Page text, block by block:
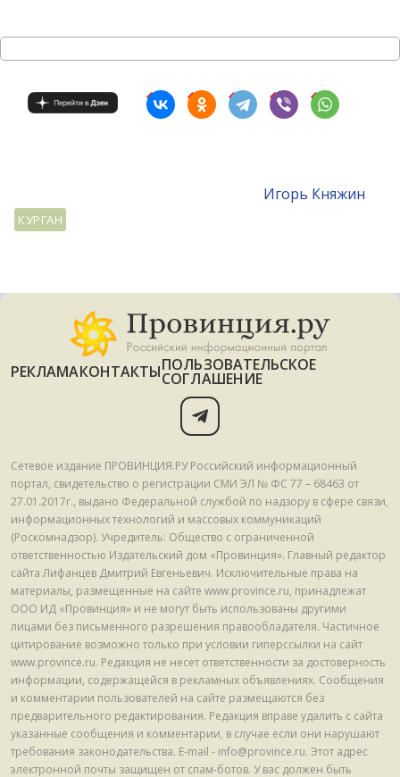
Игорь Княжин
КУРГАН
РЕКЛАМАКОНТАКТЫПОЛЬЗОВАТЕЛЬСКОЕ
СОГЛАШЕНИЕ
Сетевое издание ПРОВИНЦИЯ.РУ Российский информационный
портал, свидетельство о регистрации СМИ ЭЛ № ФС 77 – 68463 от
27.01.2017г., выдано Федеральной службой по надзору в сфере связи,
информационных технологий и массовых коммуникаций
(Роскомнадзор). Учредитель: Общество с ограниченной
ответственностью Издательский дом «Провинция». Главный редактор
сайта Лифанцев Дмитрий Евгеньевич. Исключительные права на
материалы, размещенные на сайте www.province.ru, принадлежат
ООО ИД «Провинция» и не могут быть использованы другими
лицами без письменного разрешения правообладателя. Частичное
цитирование возможно только при условии гиперссылки на сайт
www.province.ru. Редакция не несет ответственности за достоверность
информации, содержащейся в рекламных объявлениях. Сообщения
и комментарии пользователей на сайте размещаются без
предварительного редактирования. Редакция вправе удалить с сайта
указанные сообщения и комментарии, в случае если они нарушают
требования законодательства. E-mail - info@province.ru. Этот адрес
электронной почты защищен от спам-ботов. У вас должен быть